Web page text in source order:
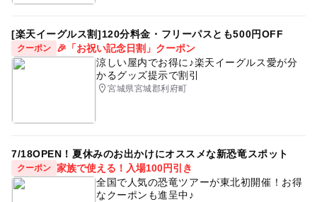
[楽天イーグルス割]120分料金・フリーパスとも500円OFF
クーポン
🎉「お祝い記念日割」クーポン
涼しい屋内でお得に♪楽天イーグルス愛が分
かるグッズ提示で割引
宮城県宮城郡利府町
7/18OPEN！夏休みのお出かけにオススメな新恐竜スポット
クーポン 家族で使える！入場100円引き
全国で人気の恐竜ツアーが東北初開催！お得
なクーポンも進呈中♪